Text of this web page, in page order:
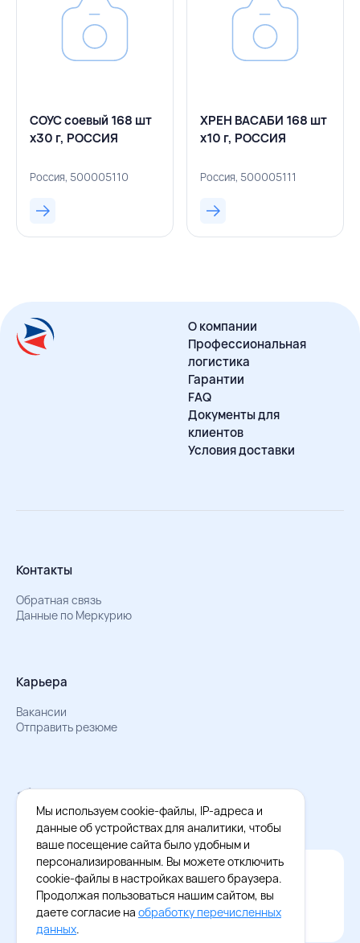
СОУС соевый 168 шт
х30 г, РОССИЯ
Россия, 500005110
ХРЕН ВАСАБИ 168 шт
х10 г, РОССИЯ
Россия, 500005111
О компании
Профессиональная
логистика
Гарантии
FAQ
Документы для
клиентов
Условия доставки
Контакты
Обратная связь
Данные по Меркурию
Карьера
Вакансии
Отправить резюме
Мы в Телеграм
Документы об обработке персональных данных
Охрана труда – результаты СОУТ
Официальное приложение Восток - Запад
Cкачайте бесплатное приложение
Мы используем cookie-файлы, IP-адреса и
данные об устройствах для аналитики, чтобы
ваше посещение сайта было удобным и
персонализированным. Вы можете отключить
cookie-файлы в настройках вашего браузера.
Продолжая пользоваться нашим сайтом, вы
даете согласие на обработку перечисленных
данных.